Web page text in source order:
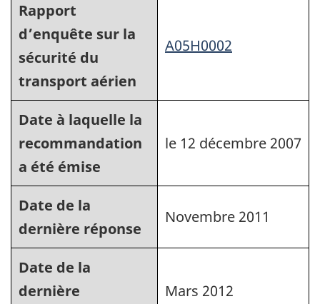
Rapport
d’enquête sur la
sécurité du
transport aérien
A05H0002
Date à laquelle la
recommandation
a été émise
le 12 décembre 2007
Date de la
dernière réponse
Novembre 2011
Date de la
dernière
Mars 2012